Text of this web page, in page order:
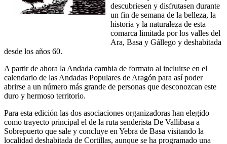
descubriesen y disfrutasen durante
un fin de semana de la belleza, la
historia y la naturaleza de esta
comarca limitada por los valles del
Ara, Basa y Gállego y deshabitada
desde los años 60.
A partir de ahora la Andada cambia de formato al incluirse en el
calendario de las Andadas Populares de Aragón para así poder
abrirse a un número más grande de personas que desconozcan este
duro y hermoso territorio.
Para esta edición las dos asociaciones organizadoras han elegido
como trayecto principal el de la ruta senderista De Vallibasa a
Sobrepuerto que sale y concluye en Yebra de Basa visitando la
localidad deshabitada de Cortillas, aunque se ha programado una